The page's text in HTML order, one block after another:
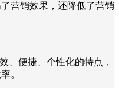
营销效果，还降低了营销
、便捷、个性化的特点，
。